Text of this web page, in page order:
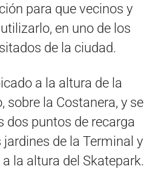
para que vecinos y
en uno de los
de la ciudad.
a la altura de la
sobre la Costanera, y se
dos puntos de recarga
jardines de la Terminal y
la altura del Skatepark.